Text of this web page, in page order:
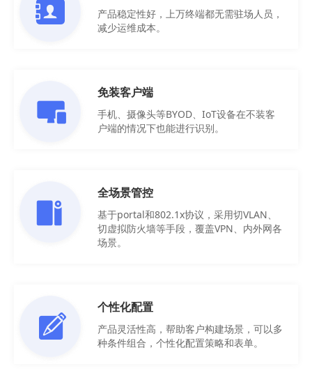
产品稳定性好，上万终端都无需驻场人员，
减少运维成本。
免装客户端
手机、摄像头等BYOD、IoT设备在不装客
户端的情况下也能进行识别。
全场景管控
基于portal和802.1x协议，采用切VLAN、
切虚拟防火墙等手段，覆盖VPN、内外网各
场景。
个性化配置
产品灵活性高，帮助客户构建场景，可以多
种条件组合，个性化配置策略和表单。